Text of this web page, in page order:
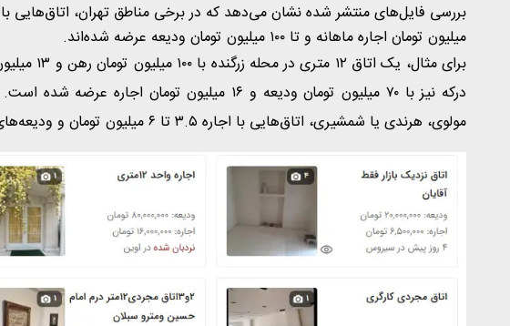
میلیون تومان اجاره ماهانه و تا ۱۰۰ میلیون تومان ودیعه عرضه شده‌اند.
درکه نیز با ۷۰ میلیون تومان ودیعه و ۱۶ میلیون
مولوی، هرندی یا شمشیری، اتاق‌هایی با اجاره ۳.۵ تا ۶ میلیون تومان و ودیعه‌های ۱۰ تا ۱۵ میلیون تومانی دیده می‌شود.